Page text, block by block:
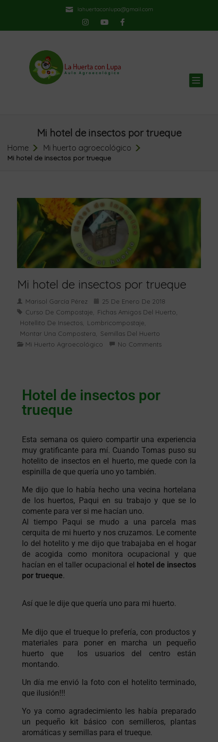
lahuertaconlupa@gmail.com
Mi hotel de insectos por trueque
Home Mi huerto agroecológico
Mi hotel de insectos por trueque
Mi hotel de insectos por trueque
Marisol García Pérez
25 De Enero De 2018
Curso De Compostaje
Fichas Amigos Del Huerto
Hotellito De Insectos Lombricompostaje
Montar Una Compostera
Semillas Del Huerto
Mi Huerto Agroecológico
No Comments
Hotel de insectos por
trueque
Esta semana os quiero compartir una experiencia
muy gratificante para mí. Cuando Tomas puso su
hotelito de insectos en el huerto, me quede con la
espinilla de que quería uno yo también.
Me dijo que lo había hecho una vecina hortelana
de los huertos, Paqui en su trabajo y que se lo
comente para ver si me hacían uno.
Al tiempo Paqui se mudo a una parcela mas
cerquita de mi huerto y nos cruzamos. Le comente
lo del hotelito y me dijo que trabajaba en el hogar
de acogida como monitora ocupacional y que
hacían en el taller ocupacional el hotel de insectos
por trueque.
Así que le dije que quería uno para mi huerto.
Me dijo que el trueque lo prefería, con productos y
materiales para poner en marcha un pequeño
huerto que los usuarios del centro están
montando.
Un día me envió la foto con el hotelito terminado,
que ilusión!!!
Yo ya como agradecimiento les había preparado
un pequeño kit básico con semilleros, plantas
aromáticas y semillas para el trueque.